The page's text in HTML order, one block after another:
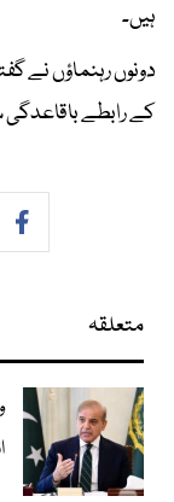
ہیں۔
دونوں رہنماؤں نے
کے رابطے باقاعدگی
متعلقہ